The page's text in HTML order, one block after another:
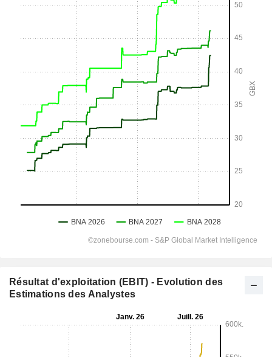
Résultat d'exploitation (EBIT) - Evolution des
Estimations des Analystes